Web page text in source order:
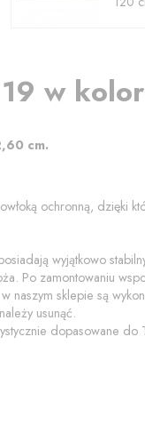
w
cm.
ochronną, dzięki
wyjątkowo
Po zamontowaniu
naszym sklepie są
usunąć.
dopasowane do